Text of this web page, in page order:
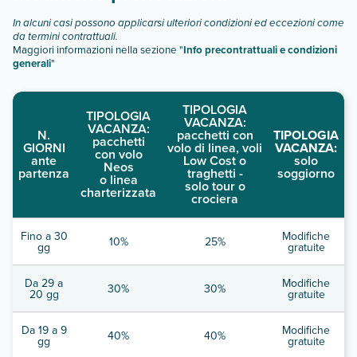
descrizione ".
In alcuni casi possono applicarsi ulteriori condizioni ed eccezioni come
da termini contrattuali.
Maggiori informazioni nella sezione "Info precontrattuali e condizioni
generali"
N.
GIORNI
ante
partenza
TIPOLOGIA
VACANZA:
pacchetti
con volo
Neos
o linea
charterizzata
TIPOLOGIA
VACANZA:
pacchetti con
volo di linea, voli
Low Cost o
traghetti -
solo tour o
crociera
TIPOLOGIA
VACANZA:
solo
soggiorno
Fino a 30
gg 10% 25% Modifiche
gratuite
Da 29 a
20 gg 30% 30% Modifiche
gratuite
Da 19 a 9
gg 40% 40% Modifiche
gratuite